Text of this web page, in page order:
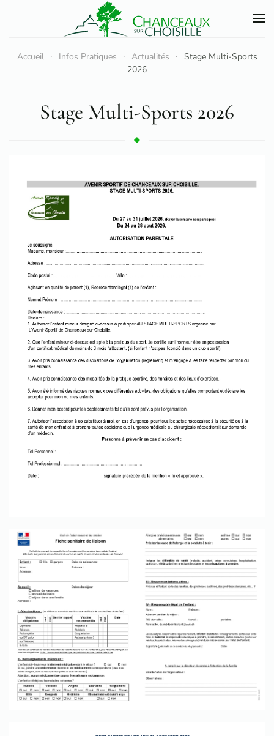
Accéder au contenu principal
Accueil Infos Pratiques Actualités
Stage Multi-Sports
2026
Stage Multi-Sports 2026